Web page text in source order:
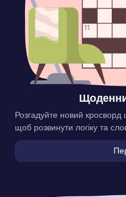
Розгадуйте новий кросворд
щоб розвинути логіку та